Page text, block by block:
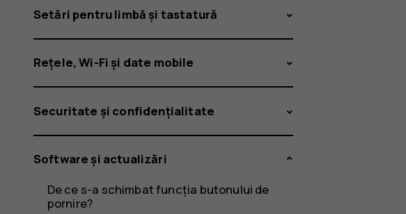
Setări pentru limbă și tastatură
Rețele, Wi-Fi și date mobile
Securitate și confidențialitate
Software și actualizări
De ce s-a schimbat funcția butonului de
pornire?